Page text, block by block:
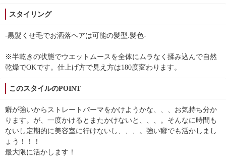
スタイリング
-黒髮くせ毛でお洒落ヘアは可能の髪型.髪色-
※半乾きの状態でウエットムースを全体にムラなく揉み込んで自然
乾燥でOKです。仕上げ方で見え方は180度変わります。
このスタイルのPOINT
癖が強いからストレートパーマをかけようかな、、、お気持ち分か
ります。が、一度かけるとまたかけないと、、、。そんなに時間も
ないし定期的に美容室に行けないし、、、。強い癖でも活かしまし
ょう！！！
最大限に活かします！